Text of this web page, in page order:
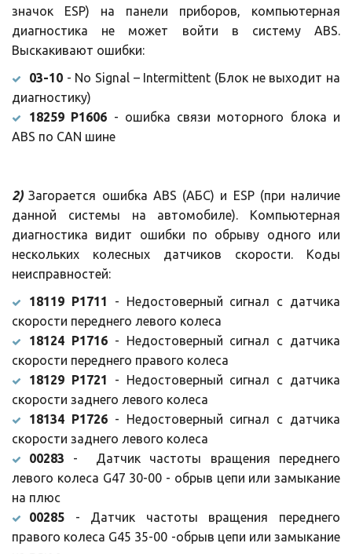
значок ESP) на панели приборов, компьютерная
диагностика не может войти в систему ABS.
Выскакивают ошибки:
03-10 - No Signal – Intermittent (Блок не выходит на
диагностику)
18259 P1606 - ошибка связи моторного блока и
ABS по CAN шине
2)Загорается ошибка ABS (АБС) и ESP (при наличие
данной системы на автомобиле). Компьютерная
диагностика видит ошибки по обрыву одного или
нескольких колесных датчиков скорости. Коды
неисправностей:
18119 P1711
- Недостоверный сигнал с датчика
скорости переднего левого колеса
18124 P1716- Недостоверный сигнал с датчика
скорости переднего правого колеса
18129 P1721
- Недостоверный сигнал с датчика
скорости заднего левого колеса
18134 P1726- Недостоверный сигнал с датчика
скорости заднего левого колеса
00283 - Датчик частоты вращения переднего
левого колеса G47 30-00 - обрыв цепи или замыкание
на плюс
00285 - Датчик частоты вращения переднего
правого колеса G45 35-00 -обрыв цепи или замыкание